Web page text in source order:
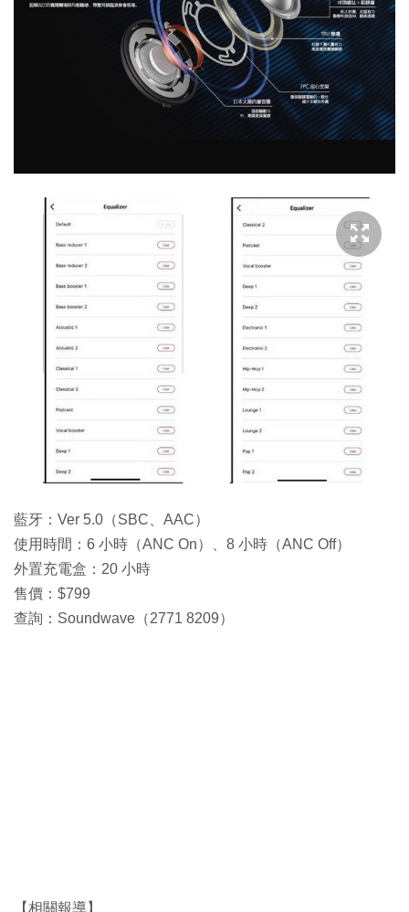
藍牙：Ver 5.0（SBC、AAC）
使用時間：6 小時（ANC On）、8 小時（ANC Off）
外置充電盒：20 小時
售價：$799
查詢：Soundwave（2771 8209）
【相關報導】